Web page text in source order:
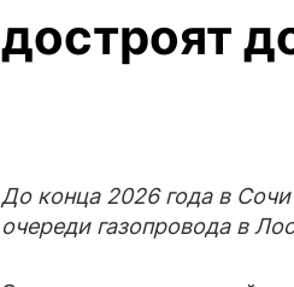
достроят
До конца 2026 года в
очереди газопровода в